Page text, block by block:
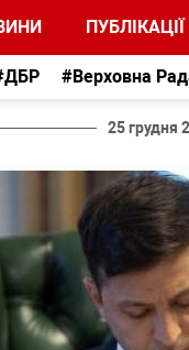
ПУБЛІКАЦІЇ
#Верховна
25 грудня